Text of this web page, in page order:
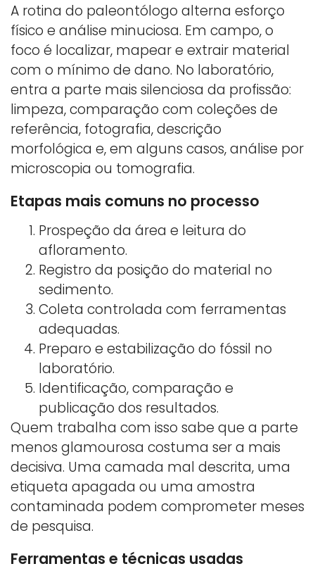
A rotina do paleontólogo alterna esforço
físico e análise minuciosa. Em campo, o
foco é localizar, mapear e extrair material
com o mínimo de dano. No laboratório,
entra a parte mais silenciosa da profissão:
limpeza, comparação com coleções de
referência, fotografia, descrição
morfológica e, em alguns casos, análise por
microscopia ou tomografia.
Etapas mais comuns no processo
Prospeção da área e leitura do
afloramento.
Registro da posição do material no
sedimento.
Coleta controlada com ferramentas
adequadas.
Preparo e estabilização do fóssil no
laboratório.
Identificação, comparação e
publicação dos resultados.
Quem trabalha com isso sabe que a parte
menos glamourosa costuma ser a mais
decisiva. Uma camada mal descrita, uma
etiqueta apagada ou uma amostra
contaminada podem comprometer meses
de pesquisa.
Ferramentas e técnicas usadas